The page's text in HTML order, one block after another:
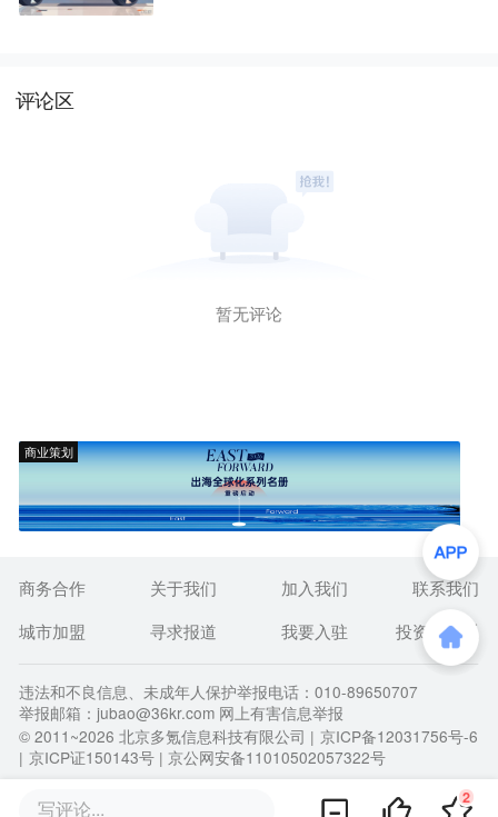
评论区
暂无评论
商业策划
写评论... 2
商务合作 关于我们 加入我们
联系我们
城市加盟
寻求报道 我要入驻 投资者关系
违法和不良信息、未成年人保护举报电话：010-89650707
举报邮箱：jubao@36kr.com 网上有害信息举报
© 2011~2026 北京多氪信息科技有限公司 | 京ICP备12031756号-6
| 京ICP证150143号 | 京公网安备11010502057322号